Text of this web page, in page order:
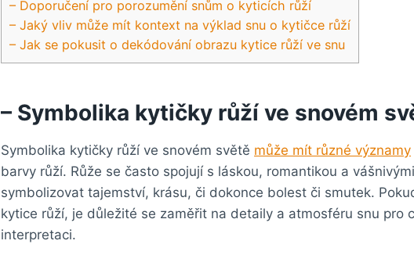
– Doporučení pro porozumění snům o kyticích růží
– Jaký vliv může mít kontext na výklad snu o kytičce růží
– Jak se pokusit o dekódování obrazu kytice růží ve snu
– Symbolika kytičky růží ve snovém
Symbolika kytičky růží ve snovém světě může mít různé významy
barvy růží. Růže se často spojují s láskou, romantikou a
symbolizovat tajemství, krásu, či dokonce bolest či smutek.
kytice růží, je důležité se zaměřit na detaily a atmosféru snu pro
interpretaci.